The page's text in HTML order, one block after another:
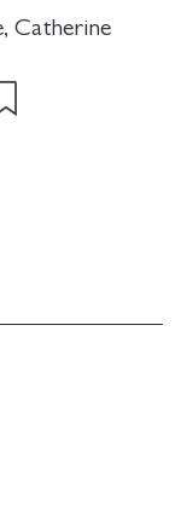
Catherine